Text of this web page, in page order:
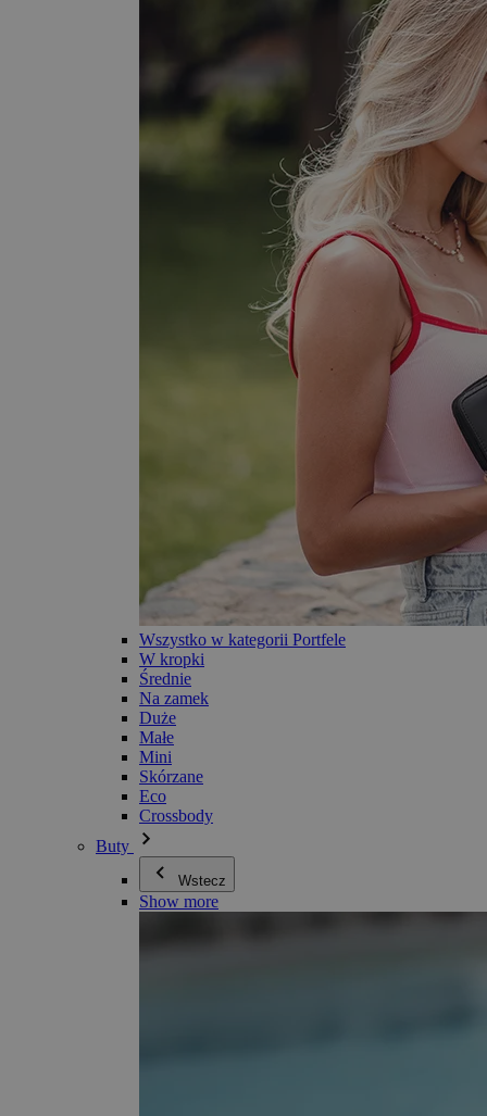
Wszystko w kategorii Portfele
W kropki
Średnie
Na zamek
Duże
Małe
Mini
Skórzane
Eco
Crossbody
Buty
Wstecz
Show more